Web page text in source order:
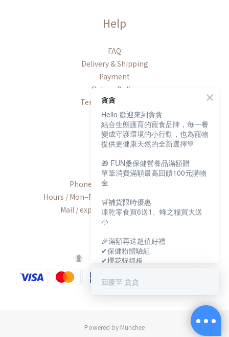
Help
FAQ
Delivery & Shipping
Payment
Return Policy
Terms & Conditions
Contact
Phone / +886-2-2600-8552
Hours / Mon–Fri, 9:00 AM–6:00 PM (UTC+8)
Mail / export@munchee.com.tw
Powered by Munchee
貪貪
Hello 歡迎來到貪貪
結合生態護育的寵食品牌，每一餐
變成守護環境的小行動，也為寵物
提供更健康天然的全新選擇💚
🎁 FUN桑保健營養品滿額贈
單筆消費滿額最高回饋100元購物
金
🛒補貨限時優惠
凍乾零食買6送1、蜂之糧買大送
小
🎉滿額再送超值好禮
✔保健粉體驗組
✔櫻花貓抓板
😺新朋友加LINE領取免費罐罐
https://lin.ee/O7fP797
回覆至 貪貪